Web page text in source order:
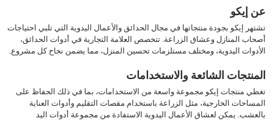
عن إيكو
تشتهر إيكو بجودة منتجاتها في مجال الحدائق والأعمال اليدوية التي تلبي احتياجات
أصحاب المنازل وعشاق الزراعة. تتخصص العلامة التجارية في أدوات الحدائق،
الأدوات اليدوية، ومختلف مستلزمات تحسين المنزل، مما يضمن نجاح كل مشروع.
المنتجات الشائعة والاستخدامات
تغطي منتجات إيكو مجموعة واسعة من الاستخدامات، بما في ذلك الحفاظ على
المساحات الخارجية، مثل الزراعة باستخدام مقصات التقليم وأدوات العناية
بالعشب. يمكن لعشاق الأعمال اليدوية الاستفادة من مجموعة أدوات اليد